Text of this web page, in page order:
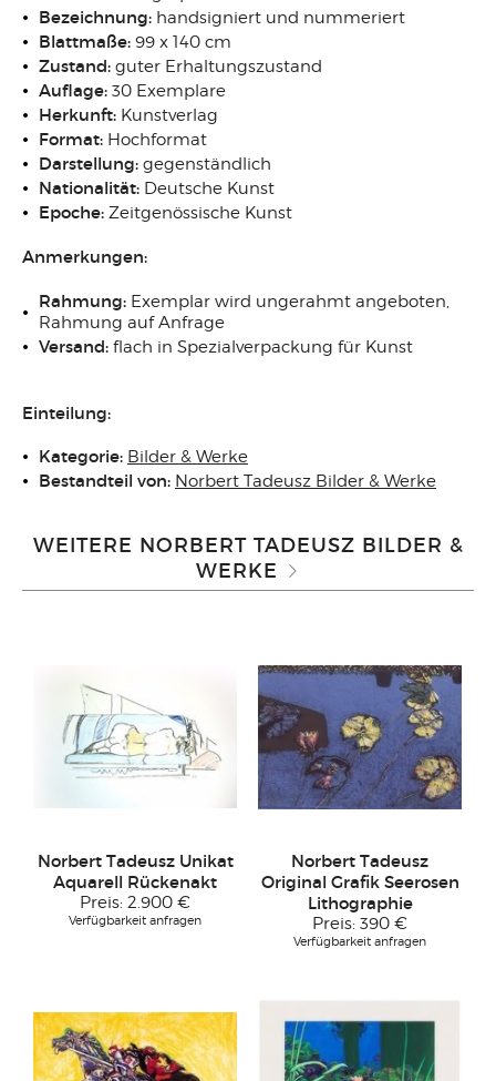
Bezeichnung: handsigniert und nummeriert
Blattmaße: 99 x 140 cm
Zustand: guter Erhaltungszustand
Auflage: 30 Exemplare
Herkunft: Kunstverlag
Format: Hochformat
Darstellung: gegenständlich
Nationalität: Deutsche Kunst
Epoche: Zeitgenössische Kunst
Anmerkungen:
Rahmung: Exemplar wird ungerahmt angeboten,
Rahmung auf Anfrage
Versand: flach in Spezialverpackung für Kunst
Einteilung:
Kategorie: Bilder & Werke
Bestandteil von: Norbert Tadeusz Bilder & Werke
WEITERE NORBERT TADEUSZ BILDER &
WERKE
Norbert Tadeusz Unikat
Aquarell Rückenakt
Preis: 2.900 €
Verfügbarkeit anfragen
Norbert Tadeusz
Original Grafik Seerosen
Lithographie
Preis: 390 €
Verfügbarkeit anfragen